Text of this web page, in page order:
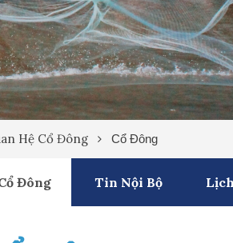
Hệ Cổ Đông Cổ Đông
Đông Tin Nội Bộ